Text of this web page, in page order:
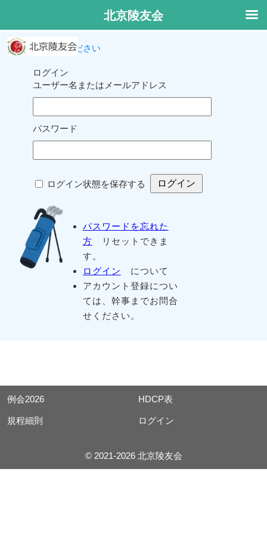
ログインしてください
ログイン
ユーザー名またはメールアドレス
パスワード
ログイン状態を保存する
パスワードを忘れた
方 リセットできま
す。
ログイン
について
アカウント登録につい
ては、幹事までお問合
せください。
例会2026 HDCP表
規程細則 ログイン
© 2021-2026 北京陵友会
北京陵友会